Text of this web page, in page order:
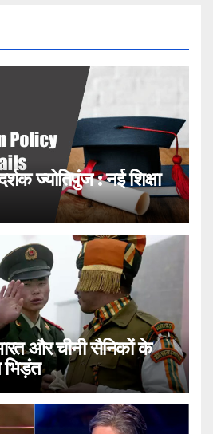
ज्योतिपुंज : नई शिक्षा
और चीनी सैनिकों के
भिड़ंत